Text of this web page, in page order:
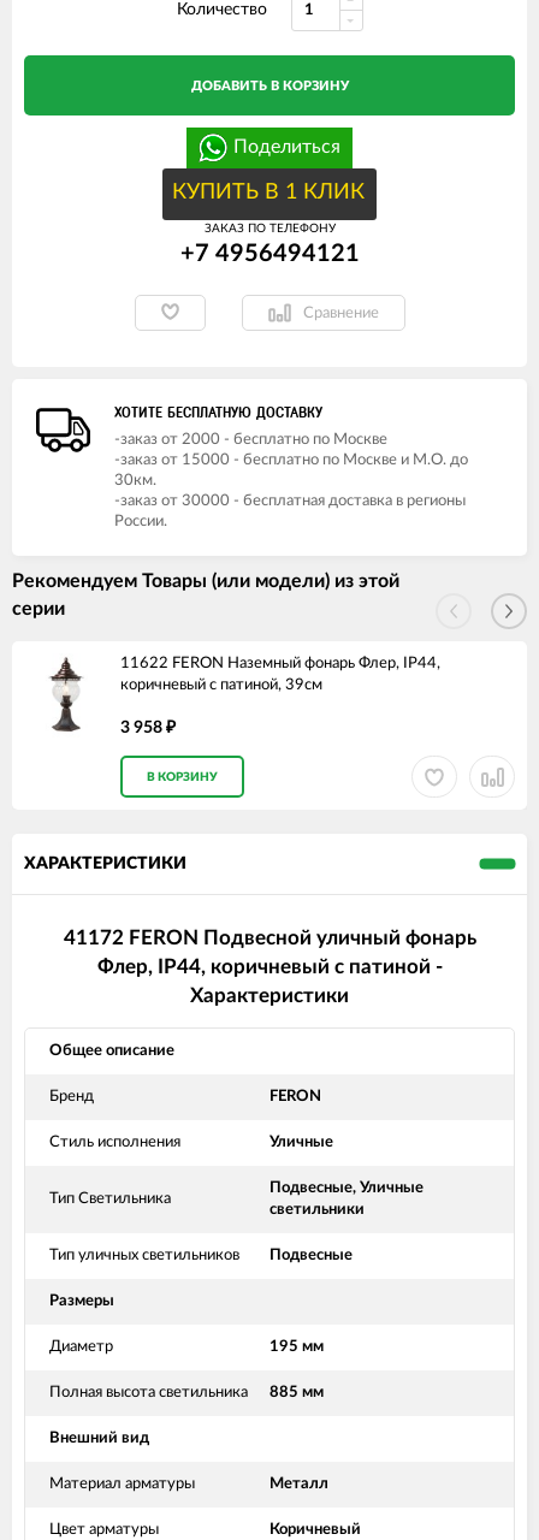
Количество
ДОБАВИТЬ В КОРЗИНУ
Поделиться
КУПИТЬ В 1 КЛИК
ЗАКАЗ ПО ТЕЛЕФОНУ
+7 4956494121
Сравнение
ХОТИТЕ БЕСПЛАТНУЮ ДОСТАВКУ
-заказ от 2000 - бесплатно по Москве
-заказ от 15000 - бесплатно по Москве и М.О. до
30км.
-заказ от 30000 - бесплатная доставка в регионы
России.
Рекомендуем Товары (или модели) из этой
серии
11622 FERON Наземный фонарь Флер, IP44,
коричневый с патиной, 39см
3 958 ₽
В КОРЗИНУ
ХАРАКТЕРИСТИКИ
41172 FERON Подвесной уличный фонарь
Флер, IP44, коричневый с патиной -
Характеристики
Общее описание
Бренд FERON
Стиль исполнения Уличные
Тип Светильника
Подвесные, Уличные
светильники
Тип уличных светильников Подвесные
Размеры
Диаметр 195 мм
Полная высота светильника 885 мм
Внешний вид
Материал арматуры Металл
Цвет арматуры Коричневый